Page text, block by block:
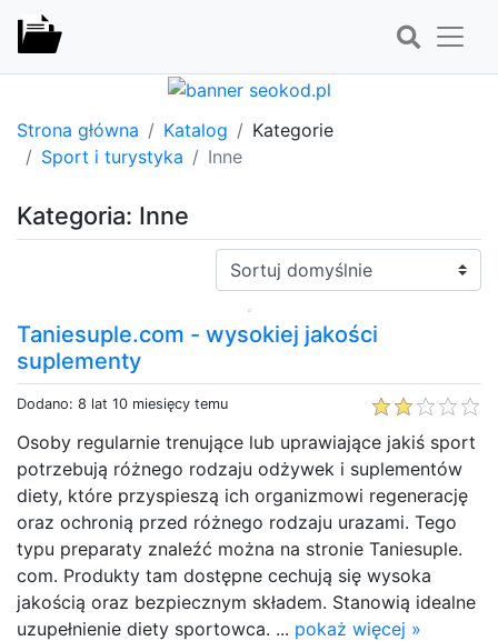
Strona główna Katalog
Kategorie
Sport i turystyka
Inne
Kategoria: Inne
Sortuj:
Taniesuple.com - wysokiej jakości
suplementy
Dodano: 8 lat 10 miesięcy temu
Osoby regularnie trenujące lub uprawiające jakiś sport
potrzebują różnego rodzaju odżywek i suplementów
diety, które przyspieszą ich organizmowi regenerację
oraz ochronią przed różnego rodzaju urazami. Tego
typu preparaty znaleźć można na stronie Taniesuple.
com. Produkty tam dostępne cechują się wysoka
jakością oraz bezpiecznym składem. Stanowią idealne
uzupełnienie diety sportowca. ... pokaż więcej »